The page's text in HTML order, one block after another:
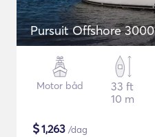
Pursuit Offshore 3000
Motor båd
33 ft
10 m
$1,263 /dag